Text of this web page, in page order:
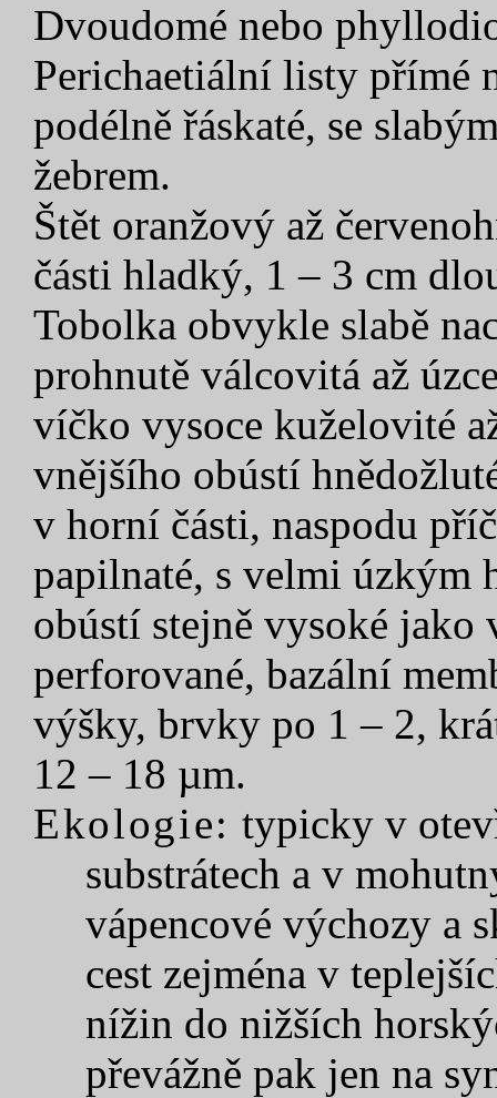
Dvoudomé nebo
Perichaetiální listy přímé
podélně řáskaté, se
žebrem.
Štět oranžový až
části hladký, 1 – 3 cm
Tobolka obvykle slabě
prohnutě válcovitá až
víčko vysoce kuželovité
vnějšího obústí
v horní části, naspodu
papilnaté, s velmi
obústí stejně vysoké jako
perforované, bazální
výšky, brvky po 1 – 2,
12 – 18 µm.
Ekologie: typicky v
substrátech a v
vápencové výchozy a
cest zejména v
nížin do nižších
převážně pak jen na